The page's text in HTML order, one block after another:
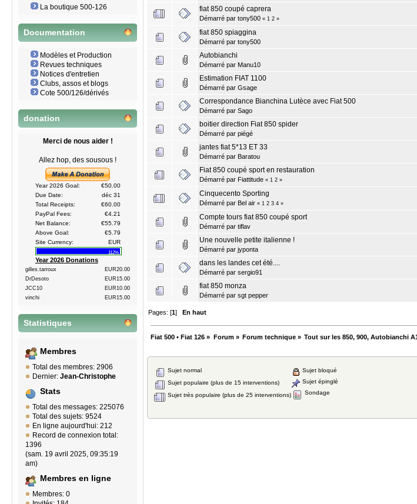
La boutique 500-126
Documentation
Modèles et Production
Revues techniques
Notices d'entretien
Clubs, assos et blogs
Cote 500/126/dérivés
donation
Merci de nous aider !
Allez hop, des sousous !
Year 2026 Goal:
€50.00
Due Date:
déc 31
Total Receipts:
€60.00
PayPal Fees:
€4.21
Net Balance:
€55.79
Above Goal:
€5.79
Site Currency:
EUR
112%
Year 2026 Donations
gilles.tarroux
EUR20.00
DrDesoto
EUR15.00
JCC10
EUR10.00
vinchi
EUR15.00
Statistiques
Membres
Total des membres: 2906
Dernier: Jean-Christophe
Stats
Total des messages: 225076
Total des sujets: 9524
En ligne aujourd'hui: 212
Record de connexion total:
1396
(sam. 19 avril 2025, 09:35:19
am)
Membres en ligne
Membres: 0
fiat 850 coupé caprera
Démarré par tony500 « 1 2 »
fiat 850 spiaggina
Démarré par tony500
Autobianchi
Démarré par Manu10
Estimation FIAT 1100
Démarré par Gsage
Correspondance Bianchina Lutèce avec Fiat 500
Démarré par Sago
boitier direction Fiat 850 spider
Démarré par piégé
jantes fiat 5*13 ET 33
Démarré par Baratou
Fiat 850 coupé sport en restauration
Démarré par Fiattitude « 1 2 »
Cinquecento Sporting
Démarré par Bel air « 1 2 3 4 »
Compte tours fiat 850 coupé sport
Démarré par tiflav
Une nouvelle petite italienne !
Démarré par jyponta
dans les landes cet été....
Démarré par sergio91
fiat 850 monza
Démarré par sgt pepper
Pages: [1]En haut
Fiat 500 • Fiat 126 » Forum» Forum technique» Tout sur les 850, 900, Autobianchi
Sujet normal
Sujet populaire (plus de 15 interventions)
Sujet très populaire (plus de 25 interventions)
Sujet bloqué
Sujet épinglé
Sondage